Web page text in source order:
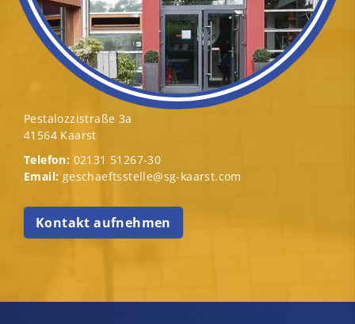
Pestalozzistraße 3a
41564 Kaarst
Telefon: 02131 51267-30
Email: geschaeftsstelle@sg-kaarst.com
Kontakt aufnehmen